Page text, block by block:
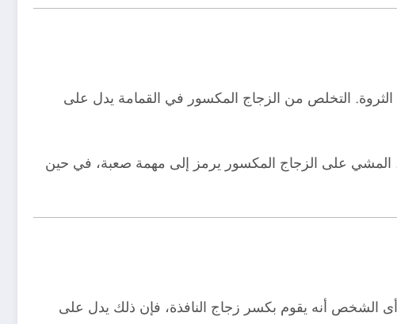
التخلص من الزجاج المكسور في القمامة يدل على
المشي على الزجاج المكسور يرمز إلى مهمة صعبة، في حين
الشخص أنه يقوم بكسر زجاج النافذة، فإن ذلك يدل على